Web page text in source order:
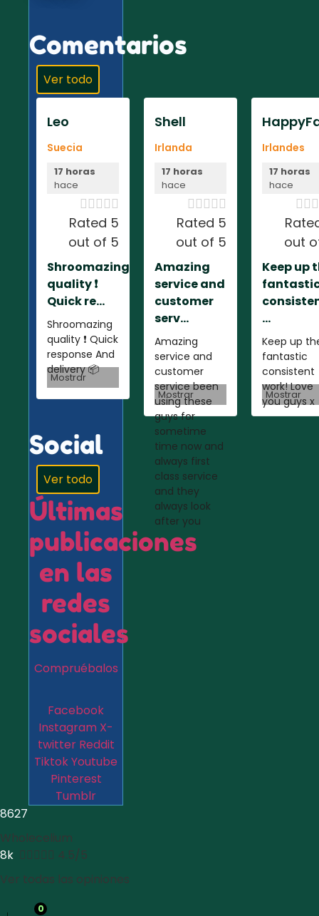
Comentarios
Ver todo
Leo
Suecia
17 horas
hace

Rated 5
out of 5
Shroomazing
quality ❗️
Quick re...
Shroomazing
quality ❗️ Quick
response And
delivery 📦
Mostrar
Shell
Irlanda
17 horas
hace

Rated 5
out of 5
Amazing
service and
customer
serv...
Amazing
service and
customer
service been
using these
guys for
sometime
time now and
always first
class service
and they
always look
after you
Mostrar
Irlandes
17 horas
hace

out
Keep up
...
Keep up
fantastic
consistent
work! Love
you guys x
Mostrar
Social
Ver todo
Últimas
publicaciones
en las
redes
sociales
Compruébalos
Facebook
Instagram X-
twitter Reddit
TiktokYoutube
Pinterest
Tumblr
8627
Wholecelium
8k  4.5/5
Ver todas las opiniones
0